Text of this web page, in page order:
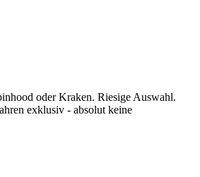
oder Kraken. Riesige Auswahl.
exklusiv - absolut keine